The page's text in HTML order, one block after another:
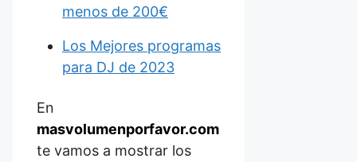
menos de 200€
Los Mejores programas
para DJ de 2023
En
masvolumenporfavor.com
te vamos a mostrar los